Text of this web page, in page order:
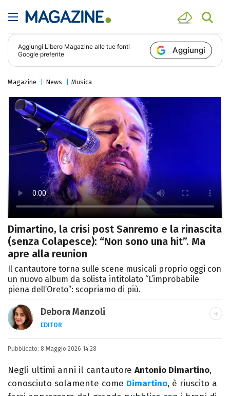
Aggiungi Libero Magazine alle tue fonti
Google preferite
Aggiungi
Magazine News Musica
Dimartino, la crisi post Sanremo e la rinascita
(senza Colapesce): “Non sono una hit”. Ma
apre alla reunion
Il cantautore torna sulle scene musicali proprio oggi con
un nuovo album da solista intitolato “L’improbabile
piena dell’Oreto”: scopriamo di più.
Debora Manzoli
EDITOR
LINKEDIN
INSTAGRAM FACEBOOK SITO
Scrittrice, copywriter, editor e pubblicista
mantovana, laureata in Lettere, Cinema e
Tv. Ha due libri all’attivo e ama la scrittura
alla follia.
Pubblicato: 8 Maggio 2026 14:28
Negli ultimi anni il cantautore Antonio Dimartino,
conosciuto solamente come Dimartino, è riuscito a